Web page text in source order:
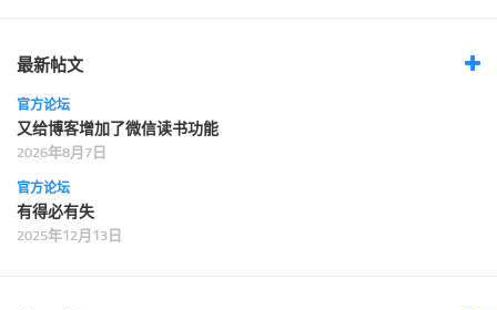
最新帖文
官方论坛
又给博客增加了微信读书功能
2026年8月7日
官方论坛
有得必有失
2025年12月13日